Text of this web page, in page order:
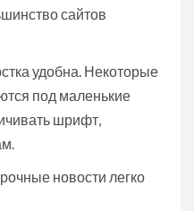
сайтов
удобна. Некоторые
под маленькие
шрифт,
новости легко